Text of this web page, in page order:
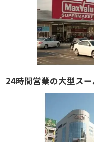
24時間営業の大型スー